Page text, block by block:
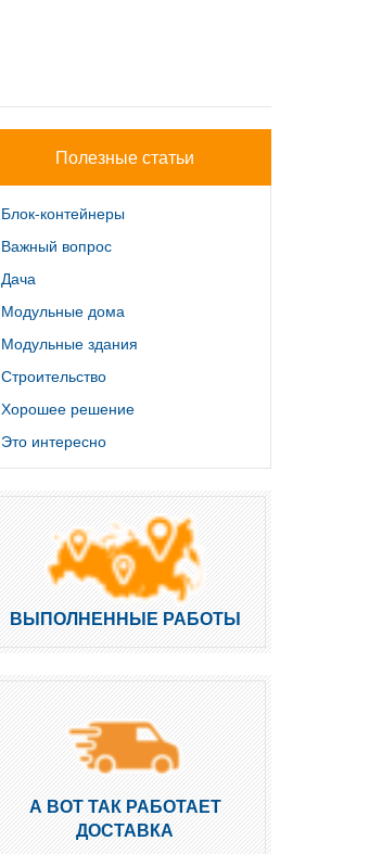
Полезные статьи
Блок-контейнеры
Важный вопрос
Дача
Модульные дома
Модульные здания
Строительство
Хорошее решение
Это интересно
ВЫПОЛНЕННЫЕ РАБОТЫ
А ВОТ ТАК РАБОТАЕТ
ДОСТАВКА